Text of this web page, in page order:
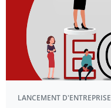
LANCEMENT D'ENTREPRISE